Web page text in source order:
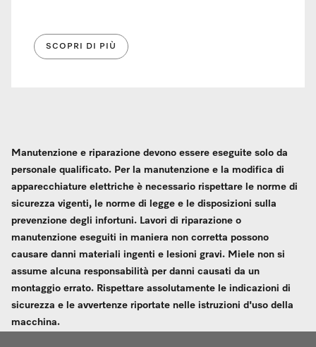
SCOPRI DI PIÙ
Manutenzione e riparazione devono essere eseguite solo da
personale qualificato. Per la manutenzione e la modifica di
apparecchiature elettriche è necessario rispettare le norme di
sicurezza vigenti, le norme di legge e le disposizioni sulla
prevenzione degli infortuni. Lavori di riparazione o
manutenzione eseguiti in maniera non corretta possono
causare danni materiali ingenti e lesioni gravi. Miele non si
assume alcuna responsabilità per danni causati da un
montaggio errato. Rispettare assolutamente le indicazioni di
sicurezza e le avvertenze riportate nelle istruzioni d'uso della
macchina.